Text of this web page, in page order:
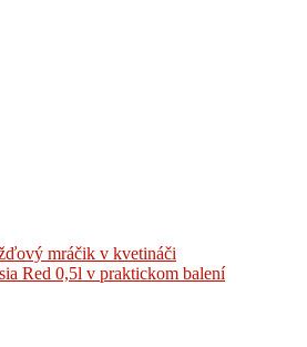
mráčik v kvetináči
Red 0,5l v praktickom balení